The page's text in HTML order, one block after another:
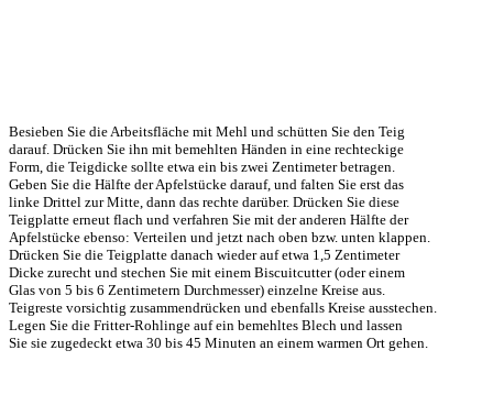
Besieben Sie die Arbeitsfläche mit Mehl und schütten Sie den Teig
darauf. Drücken Sie ihn mit bemehlten Händen in eine rechteckige
Form, die Teigdicke sollte etwa ein bis zwei Zentimeter betragen.
Geben Sie die Hälfte der Apfelstücke darauf, und falten Sie erst das
linke Drittel zur Mitte, dann das rechte darüber. Drücken Sie diese
Teigplatte erneut flach und verfahren Sie mit der anderen Hälfte der
Apfelstücke ebenso: Verteilen und jetzt nach oben bzw. unten klappen.
Drücken Sie die Teigplatte danach wieder auf etwa 1,5 Zentimeter
Dicke zurecht und stechen Sie mit einem Biscuitcutter (oder einem
Glas von 5 bis 6 Zentimetern Durchmesser) einzelne Kreise aus.
Teigreste vorsichtig zusammendrücken und ebenfalls Kreise ausstechen.
Legen Sie die Fritter-Rohlinge auf ein bemehltes Blech und lassen
Sie sie zugedeckt etwa 30 bis 45 Minuten an einem warmen Ort gehen.